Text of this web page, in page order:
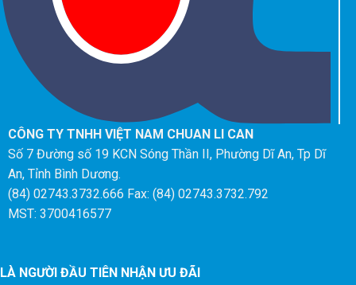
CÔNG TY TNHH VIỆT NAM CHUAN LI CAN
Số 7 Đường số 19 KCN Sóng Thần II, Phường Dĩ An, Tp Dĩ
An, Tỉnh Bình Dương.
(84) 02743.3732.666 Fax: (84) 02743.3732.792
MST: 3700416577
LÀ NGƯỜI ĐẦU TIÊN NHẬN ƯU ĐÃI